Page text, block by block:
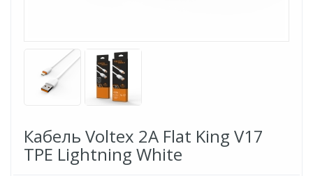
Кабель Voltex 2A Flat King V17
TPE Lightning White